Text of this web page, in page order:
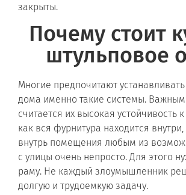
закрыты.
Почему стоит
штульповое
Многие предпочитают
дома именно такие системы. Важным
считается их высокая устойчивость
как вся фурнитура находится
внутрь помещения любым из
с улицы очень непросто. Для этого
раму. Не каждый злоумышленник
долгую и трудоемкую задачу.